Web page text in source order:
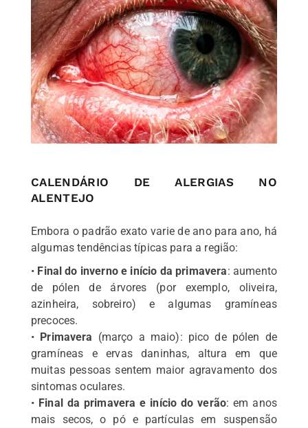
CALENDÁRIO DE ALERGIAS NO
ALENTEJO
Embora o padrão exato varie de ano para ano, há
algumas tendências típicas para a região:
• Final do inverno e início da primavera: aumento
de pólen de árvores (por exemplo, oliveira,
azinheira, sobreiro) e algumas gramíneas
precoces.
• Primavera (março a maio): pico de pólen de
gramíneas e ervas daninhas, altura em que
muitas pessoas sentem maior agravamento dos
sintomas oculares.
• Final da primavera e início do verão: em anos
mais secos, o pó e partículas em suspensão